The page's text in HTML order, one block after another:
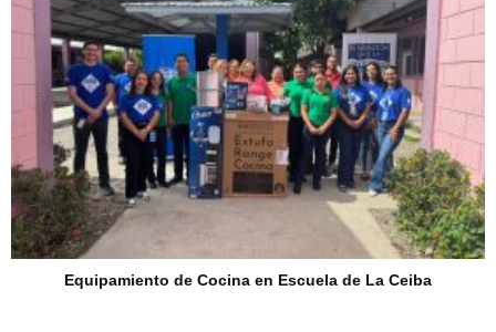
Equipamiento de Cocina en Escuela de La Ceiba